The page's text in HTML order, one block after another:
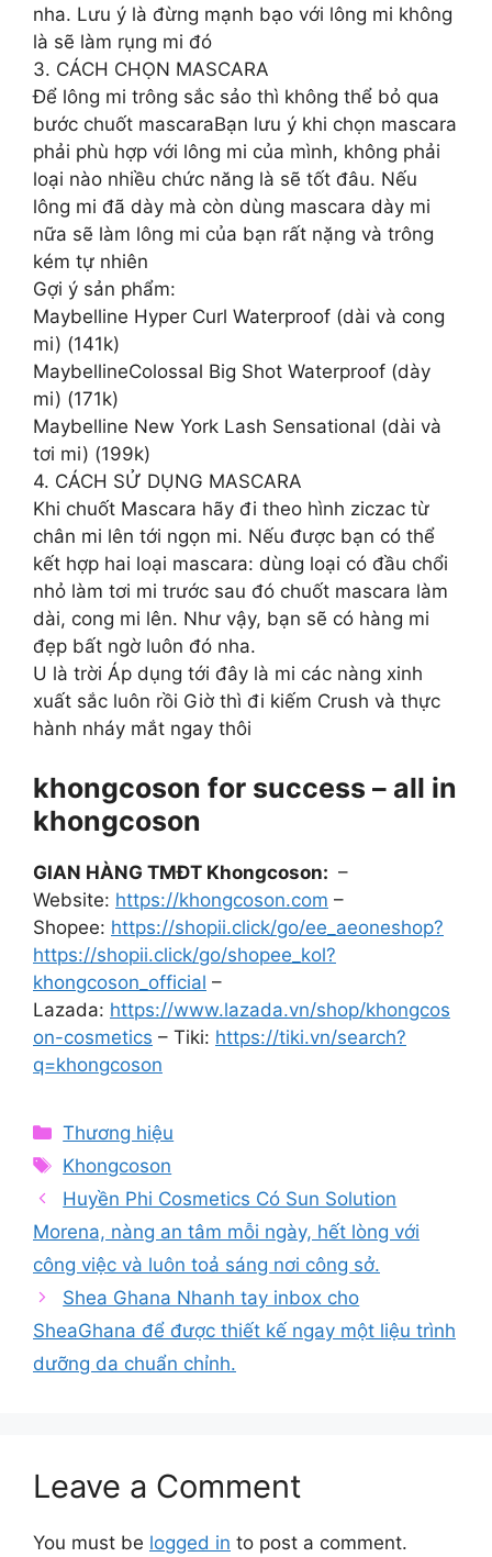
nha. Lưu ý là đừng mạnh bạo với lông mi không
là sẽ làm rụng mi đó
3. CÁCH CHỌN MASCARA
Để lông mi trông sắc sảo thì không thể bỏ qua
bước chuốt mascaraBạn lưu ý khi chọn mascara
phải phù hợp với lông mi của mình, không phải
loại nào nhiều chức năng là sẽ tốt đâu. Nếu
lông mi đã dày mà còn dùng mascara dày mi
nữa sẽ làm lông mi của bạn rất nặng và trông
kém tự nhiên
Gợi ý sản phẩm:
Maybelline Hyper Curl Waterproof (dài và cong
mi) (141k)
MaybellineColossal Big Shot Waterproof (dày
mi) (171k)
Maybelline New York Lash Sensational (dài và
tơi mi) (199k)
4. CÁCH SỬ DỤNG MASCARA
Khi chuốt Mascara hãy đi theo hình ziczac từ
chân mi lên tới ngọn mi. Nếu được bạn có thể
kết hợp hai loại mascara: dùng loại có đầu chổi
nhỏ làm tơi mi trước sau đó chuốt mascara làm
dài, cong mi lên. Như vậy, bạn sẽ có hàng mi
đẹp bất ngờ luôn đó nha.
U là trời Áp dụng tới đây là mi các nàng xinh
xuất sắc luôn rồi Giờ thì đi kiếm Crush và thực
hành nháy mắt ngay thôi
khongcoson for success – all in
khongcoson
GIAN HÀNG TMĐT Khongcoson: –
Website: https://khongcoson.com –
Shopee: https://shopii.click/go/ee_aeoneshop?
https://shopii.click/go/shopee_kol?
khongcoson_official –
Lazada: https://www.lazada.vn/shop/khongcos
on-cosmetics – Tiki: https://tiki.vn/search?
q=khongcoson
Categories
Thương hiệu
Tags
Khongcoson
Huyền Phi Cosmetics Có Sun Solution
Morena, nàng an tâm mỗi ngày, hết lòng với
công việc và luôn toả sáng nơi công sở.
Shea Ghana Nhanh tay inbox cho
SheaGhana để được thiết kế ngay một liệu trình
dưỡng da chuẩn chỉnh.
Leave a Comment
You must be logged in to post a comment.